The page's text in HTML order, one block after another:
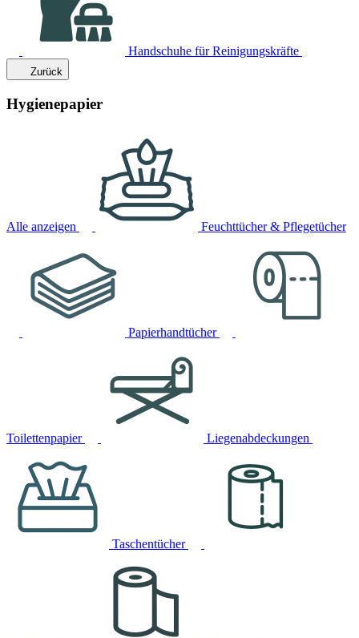
Handschuhe für Reinigungskräfte
Zurück
Hygienepapier
Alle anzeigen Feuchttücher & Pflegetücher
Papierhandtücher
Toilettenpapier Liegenabdeckungen
Taschentücher